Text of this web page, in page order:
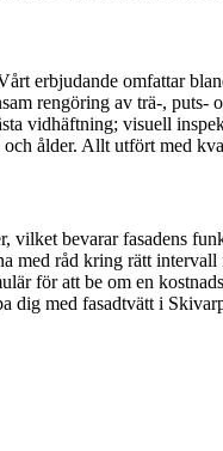
erbjudande omfattar
rengöring av trä-,
vidhäftning; visuell
ålder. Allt utfört med
bevarar fasadens
råd kring rätt
för att be om en
dig med fasadtvätt i